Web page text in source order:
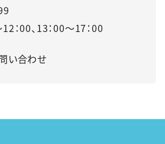
：00、13：00～17：00
い合わせ